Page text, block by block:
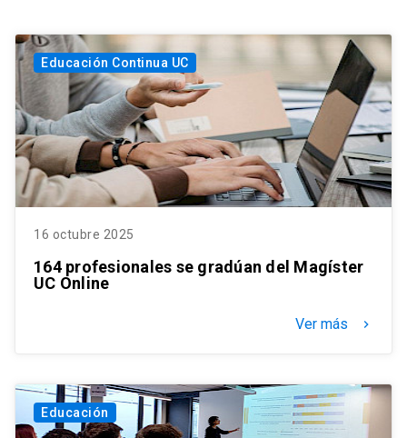
Educación Continua UC
16 octubre 2025
164 profesionales se gradúan del Magíster
UC Online
Ver más keyboard_arrow_right
Educación